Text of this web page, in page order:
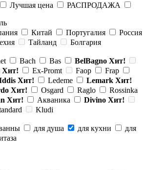
Лучшая цена
РАСПРОДАЖА
Китай Португалия
Россия
Тайланд
Болгария
Bach Bas BelBagno Хит!
Хит! Ex-Promt Faop
Frap
Хит! Ledeme Lemark Хит!
Хит! Osgard Raglo
Rossinka
Хит! Акваника Divino Хит!
Kludi
для душа для кухни
для